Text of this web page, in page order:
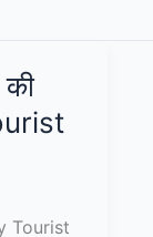
Tourist